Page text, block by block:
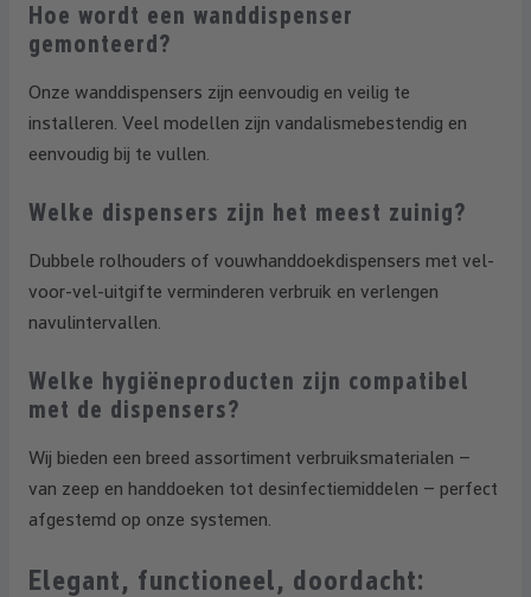
Hoe wordt een wanddispenser
gemonteerd?
Onze wanddispensers zijn eenvoudig en veilig te
installeren. Veel modellen zijn vandalismebestendig en
eenvoudig bij te vullen.
Welke dispensers zijn het meest zuinig?
Dubbele rolhouders of vouwhanddoekdispensers met vel-
voor-vel-uitgifte verminderen verbruik en verlengen
navulintervallen.
Welke hygiëneproducten zijn compatibel
met de dispensers?
Wij bieden een breed assortiment verbruiksmaterialen –
van zeep en handdoeken tot desinfectiemiddelen – perfect
afgestemd op onze systemen.
Elegant, functioneel, doordacht: